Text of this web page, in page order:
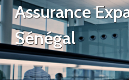
Assurance
Sénégal